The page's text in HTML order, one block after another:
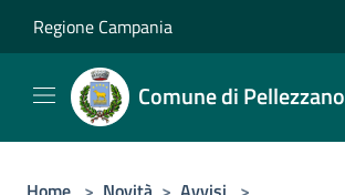
Regione Campania
Comune di Pellezzano